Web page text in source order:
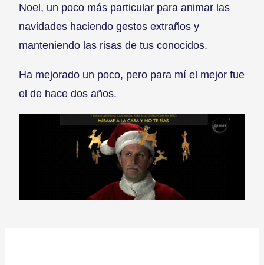
Noel, un poco más particular para animar las
navidades haciendo gestos extraños y
manteniendo las risas de tus conocidos.
Ha mejorado un poco, pero para mí el mejor fue
el de hace dos años.